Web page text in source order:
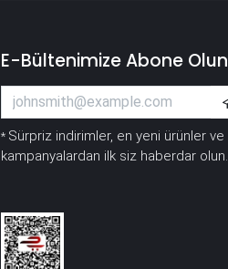
E-Bültenimize Abone Olun
* Sürpriz indirimler, en yeni ürünler ve
kampanyalardan ilk siz haberdar olun.